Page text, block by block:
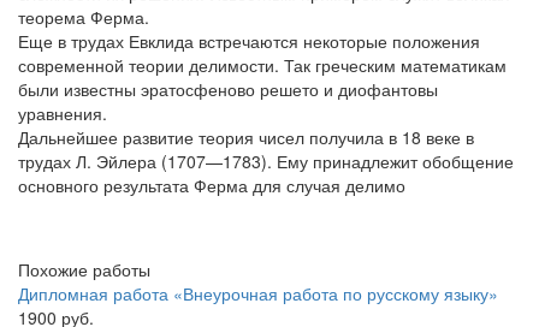
теорема Ферма.
Еще в трудах Евклида встречаются некоторые положения
современной теории делимости. Так греческим математикам
были известны эратосфеново решето и диофантовы
уравнения.
Дальнейшее развитие теория чисел получила в 18 веке в
трудах Л. Эйлера (1707—1783). Ему принадлежит обобщение
основного результата Ферма для случая делимо
Похожие работы
Дипломная работа «Внеурочная работа по русскому языку»
1900 руб.